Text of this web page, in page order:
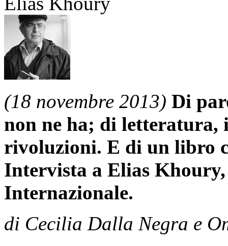
(18 novembre 2013) Di
non ne ha; di letteratura,
rivoluzioni. E di un libro
Intervista a Elias
Internazionale.
di Cecilia Dalla Negra e